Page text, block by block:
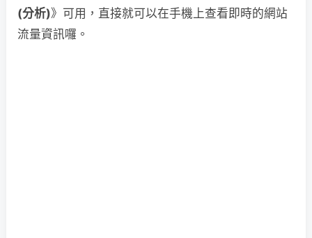
(分析)》可用，直接就可以在手機上查看即時的網站
流量資訊囉。